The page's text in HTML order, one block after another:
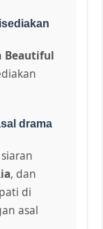
Beautiful
drama
, dan
di
asal